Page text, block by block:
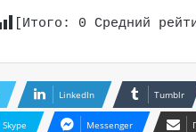
[Итого: 0 Средний
LinkedIn Tumblr
Skype Messenger